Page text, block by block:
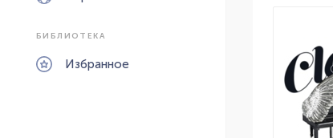
БИБЛИОТЕКА
Избранное